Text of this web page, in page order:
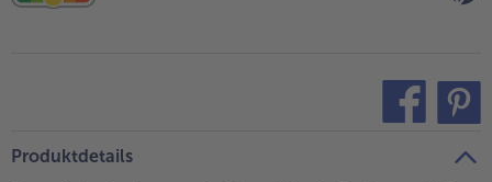
Produktdetails